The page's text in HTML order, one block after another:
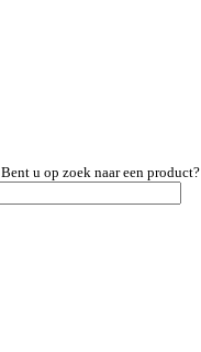
Bent u op zoek naar een product?